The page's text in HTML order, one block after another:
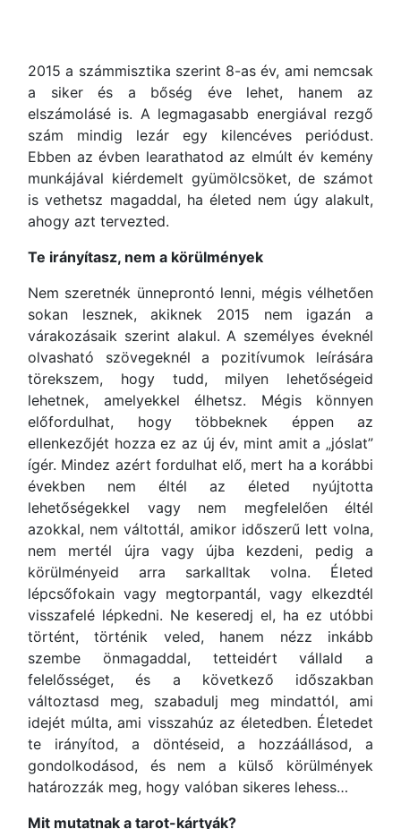
2015 a számmisztika szerint 8-as év, ami nemcsak
a siker és a bőség éve lehet, hanem az
elszámolásé is. A legmagasabb energiával rezgő
szám mindig lezár egy kilencéves periódust.
Ebben az évben learathatod az elmúlt év kemény
munkájával kiérdemelt gyümölcsöket, de számot
is vethetsz magaddal, ha életed nem úgy alakult,
ahogy azt tervezted.
Te irányítasz, nem a körülmények
Nem szeretnék ünneprontó lenni, mégis vélhetően
sokan lesznek, akiknek 2015 nem igazán a
várakozásaik szerint alakul. A személyes éveknél
olvasható szövegeknél a pozitívumok leírására
törekszem, hogy tudd, milyen lehetőségeid
lehetnek, amelyekkel élhetsz. Mégis könnyen
előfordulhat, hogy többeknek éppen az
ellenkezőjét hozza ez az új év, mint amit a „jóslat”
ígér. Mindez azért fordulhat elő, mert ha a korábbi
években nem éltél az életed nyújtotta
lehetőségekkel vagy nem megfelelően éltél
azokkal, nem váltottál, amikor időszerű lett volna,
nem mertél újra vagy újba kezdeni, pedig a
körülményeid arra sarkalltak volna. Életed
lépcsőfokain vagy megtorpantál, vagy elkezdtél
visszafelé lépkedni. Ne keseredj el, ha ez utóbbi
történt, történik veled, hanem nézz inkább
szembe önmagaddal, tetteidért vállald a
felelősséget, és a következő időszakban
változtasd meg, szabadulj meg mindattól, ami
idejét múlta, ami visszahúz az életedben. Életedet
te irányítod, a döntéseid, a hozzáállásod, a
gondolkodásod, és nem a külső körülmények
határozzák meg, hogy valóban sikeres lehess…
Mit mutatnak a tarot-kártyák?